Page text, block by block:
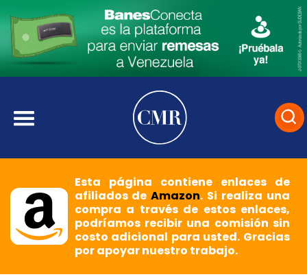
Esta página contiene enlaces de
afiliados deAmazon. Si realiza una
compra a través de estos enlaces,
podríamos recibir una comisión sin
costo adicional para usted. Gracias
por apoyar nuestro trabajo.